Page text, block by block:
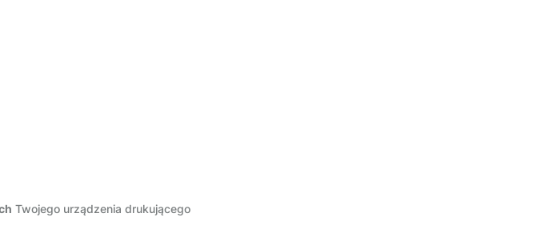
Twojego urządzenia drukującego